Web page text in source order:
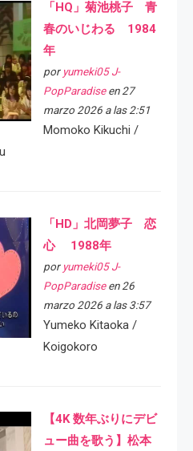
「HQ」菊池桃子 青
春のいじわる 1984
年
por yumeki05 J-
PopParadiseen 27
marzo 2026 a las 2:51
Momoko Kikuchi /
「HD」北岡夢子 恋
心 1988年
por yumeki05 J-
PopParadiseen 26
marzo 2026 a las 3:57
Yumeko Kitaoka /
Koigokoro
【4K 数年ぶりにデビ
ュー曲を歌う】松本